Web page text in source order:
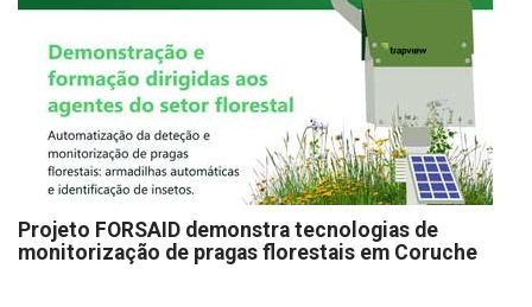
Projeto FORSAID demonstra tecnologias de
monitorização de pragas florestais em Coruche